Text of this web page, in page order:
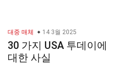
대중 매체 14 3월 2025
30 가지 USA 투데이에
대한 사실